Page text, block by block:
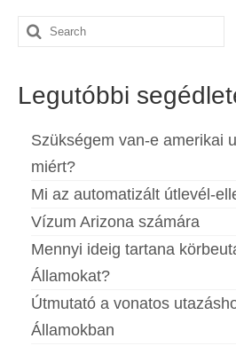
Español(Spanyol)
Svenska(Svéd)
Search
Legutóbbi
Szükségem van-e amerikai
miért?
Mi az automatizált útlevél-
Vízum Arizona számára
Mennyi ideig tartana
Államokat?
Útmutató a vonatos
Államokban